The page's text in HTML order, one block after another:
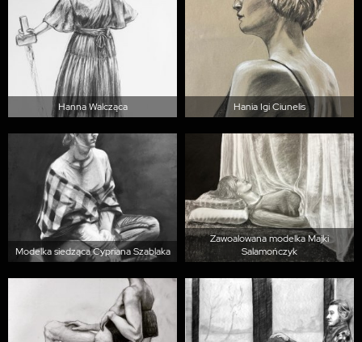
Hanna Walcząca Hania Igi Ciunelis
Modelka siedząca Cypriana Szablaka
Zawoalowana modelka Majki
Salamończyk